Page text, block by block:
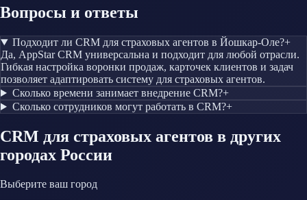
Вопросы и ответы
Подходит ли CRM для страховых агентов в Йошкар-Оле?+
Да, AppStar CRM универсальна и подходит для любой отрасли.
Гибкая настройка воронки продаж, карточек клиентов и задач
позволяет адаптировать систему для страховых агентов.
Сколько времени занимает внедрение CRM?+
Сколько сотрудников могут работать в CRM?+
CRM для страховых агентов в других
городах России
Выберите ваш город